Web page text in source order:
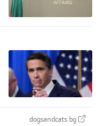
dogsandcats.bg